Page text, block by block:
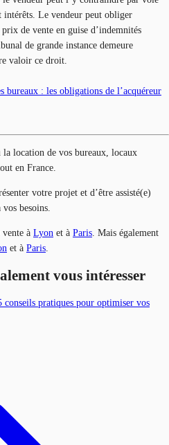
intérêts. Le vendeur peut obliger
de vente en guise d’indemnités
de grande instance demeure
valoir ce droit.
bureaux : les obligations de l’acquéreur
la location de vos bureaux, locaux
en France.
votre projet et d’être assisté(e)
besoins.
vente à Lyon et à Paris . Mais également
et à Paris
vous intéresser
pratiques pour optimiser vos